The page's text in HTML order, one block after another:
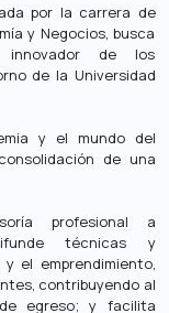
por la carrera de
y Negocios, busca
innovador de los
de la Universidad
y el mundo del
de una
profesional a
técnicas y
el emprendimiento,
contribuyendo al
egreso; y facilita